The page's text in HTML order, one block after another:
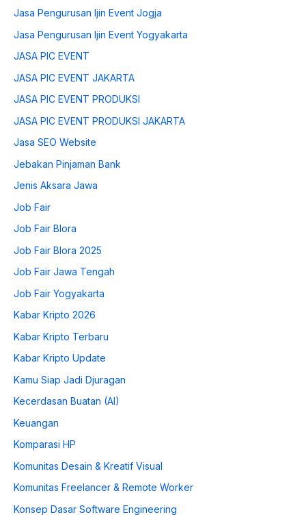
Jasa Pengurusan Ijin Event Jogja
Jasa Pengurusan Ijin Event Yogyakarta
JASA PIC EVENT
JASA PIC EVENT JAKARTA
JASA PIC EVENT PRODUKSI
JASA PIC EVENT PRODUKSI JAKARTA
Jasa SEO Website
Jebakan Pinjaman Bank
Jenis Aksara Jawa
Job Fair
Job Fair Blora
Job Fair Blora 2025
Job Fair Jawa Tengah
Job Fair Yogyakarta
Kabar Kripto 2026
Kabar Kripto Terbaru
Kabar Kripto Update
Kamu Siap Jadi Djuragan
Kecerdasan Buatan (AI)
Keuangan
Komparasi HP
Komunitas Desain & Kreatif Visual
Komunitas Freelancer & Remote Worker
Konsep Dasar Software Engineering